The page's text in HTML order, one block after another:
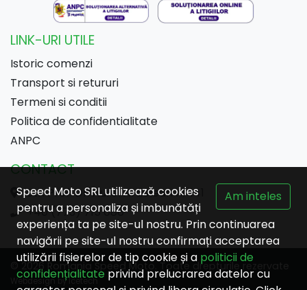
LINK-URI UTILE
Istoric comenzi
Transport si retururi
Termeni si conditii
Politica de confidentialitate
ANPC
CONTACT
Str. Prof. Dr. Aurel Ardelean nr 141
+40 (773) 715 086
© 2026 Romania Speed Moto. Toate drepturile rezervate
Webdesign by Icetech
Am inteles
Speed Moto SRL utilizează cookies
pentru a personaliza și imbunătăți
experiența ta pe site-ul nostru. Prin continuarea
navigării pe site-ul nostru confirmați acceptarea
utilizării fișierelor de tip cookie și a politicii de
confidențialitate privind prelucrarea datelor cu